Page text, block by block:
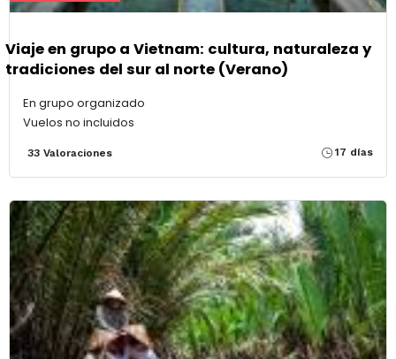
Viaje en grupo a Vietnam: cultura, naturaleza y
tradiciones del sur al norte (Verano)
En grupo organizado
Vuelos no incluidos
33 Valoraciones 17 días